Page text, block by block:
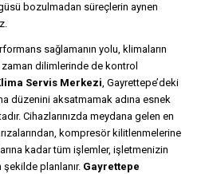
bozulmadan süreçlerin aynen
sağlamanın yolu, klimaların
zaman dilimlerinde de kontrol
Servis Merkezi, Gayrettepe’deki
düzenini aksatmamak adına esnek
Cihazlarınızda meydana gelen en
kompresör kilitlenmelerine
kadar tüm işlemler, işletmenizin
planlanır. Gayrettepe